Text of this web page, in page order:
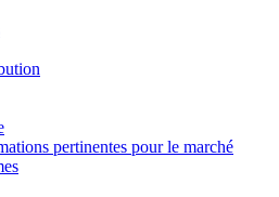
pertinentes pour le marché